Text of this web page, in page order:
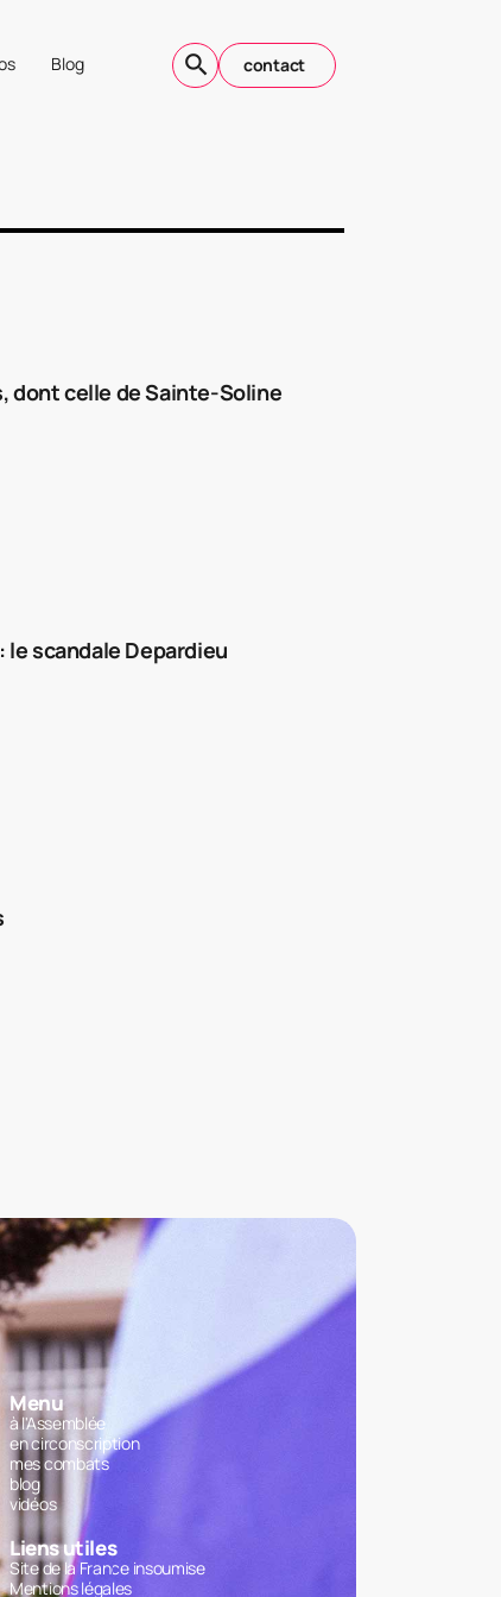
Blog contact
dont celle de Sainte-Soline
le scandale Depardieu
Menu
à l'Assemblée
en circonscription
mes combats
blog
vidéos
Liens utiles
Site de la France insoumise
Mentions légales